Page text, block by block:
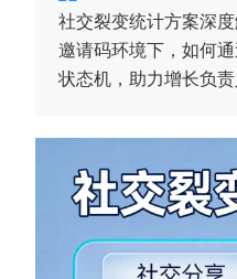
社交裂变统计方案深
邀请码环境下，如何
状态机，助力增长负